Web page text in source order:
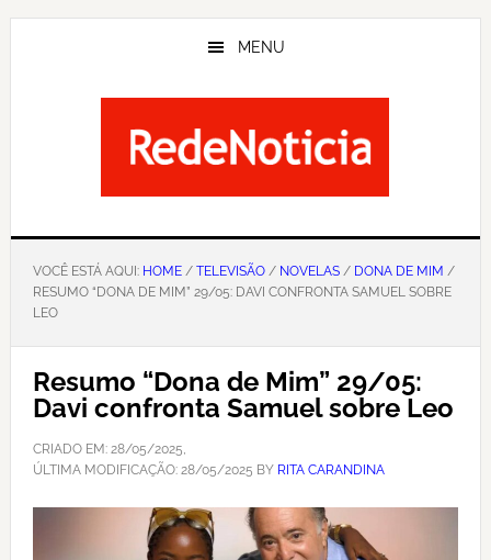
Skip
MENU
VOCÊ ESTÁ AQUI: HOME/ TELEVISÃO/ NOVELAS/ DONA DE MIM /
RESUMO “DONA DE MIM” 29/05: DAVI CONFRONTA SAMUEL SOBRE
LEO
Resumo “Dona de Mim” 29/05:
Davi confronta Samuel sobre Leo
CRIADO EM: 28/05/2025,
ÚLTIMA MODIFICAÇÃO: 28/05/2025 BY RITA CARANDINA